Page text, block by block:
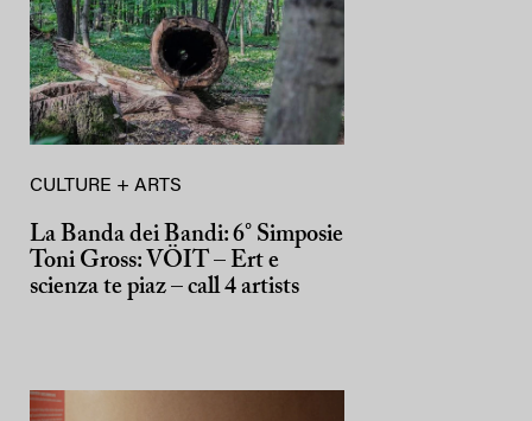
CULTURE + ARTS
La Banda dei Bandi: 6° Simposie
Toni Gross: VÖIT – Ert e
scienza te piaz – call 4 artists